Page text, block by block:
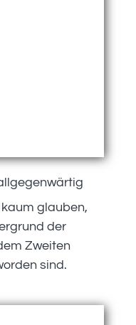
glauben,
der
Zweiten
sind.